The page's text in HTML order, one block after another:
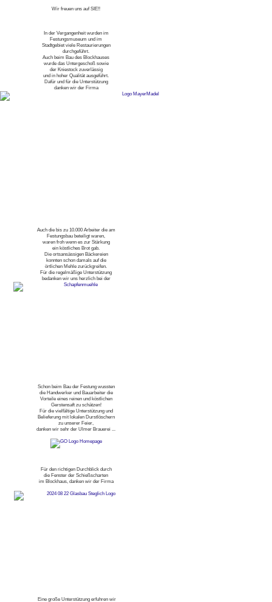
Wir freuen uns auf SIE!!
In der Vergangenheit wurden im
Festungsmuseum und im
Stadtgebiet viele Restaurierungen
durchgeführt.
Auch beim Bau des Blockhauses
wurde das Untergeschoß sowie
der Kniestock zuverlässig
und in hoher Qualität ausgeführt.
Dafür und für die Unterstützung
danken wir der Firma
Auch die bis zu 10.000 Arbeiter die am
Festungsbau beteiligt waren,
waren froh wenn es zur Stärkung
ein köstliches Brot gab.
Die ortsansässigen Bäckereien
konnten schon damals auf die
örtlichen Mehle zurückgreifen.
Für die regelmäßige Unterstützung
bedanken wir uns herzlich bei der
Schon beim Bau der Festung wussten
die Handwerker und Bauarbeiter die
Vorteile eines reinen und köstlichen
Gerstensaft zu schätzen!
Für die vielfältige Unterstützung und
Belieferung mit lokalen Durstlöschern
zu unserer Feier,
danken wir sehr der Ulmer Brauerei ...
Für den richtigen Durchblick durch
die Fenster der Schießscharten
im Blockhaus, danken wir der Firma
Eine große Unterstützung erfuhren wir